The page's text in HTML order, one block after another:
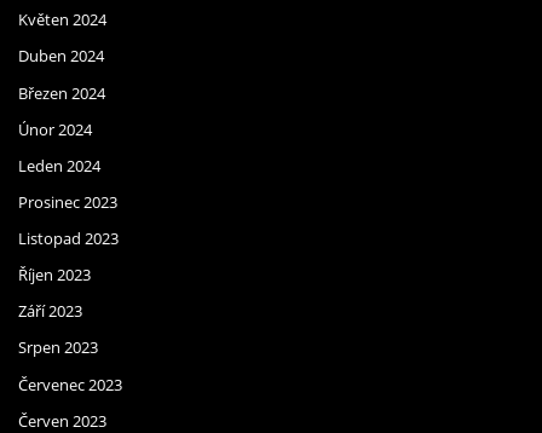
Květen 2024
Duben 2024
Březen 2024
Únor 2024
Leden 2024
Prosinec 2023
Listopad 2023
Říjen 2023
Září 2023
Srpen 2023
Červenec 2023
Červen 2023